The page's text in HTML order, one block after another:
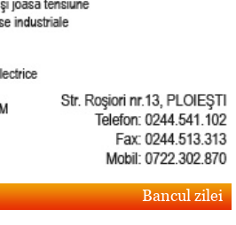
Bancul zilei